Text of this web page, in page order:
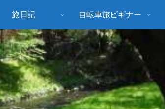
旅日記 自転車旅ビギナー